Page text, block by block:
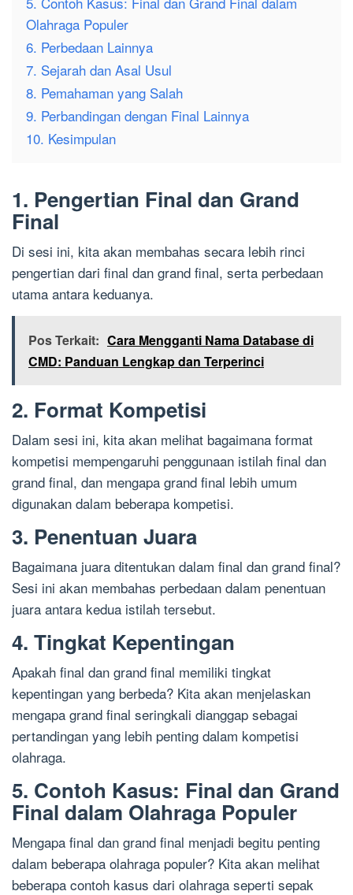
Olahraga Populer
6. Perbedaan Lainnya
7. Sejarah dan Asal Usul
8. Pemahaman yang Salah
9. Perbandingan dengan Final Lainnya
10. Kesimpulan
1. Pengertian Final dan Grand
Final
Di sesi ini, kita akan membahas secara lebih rinci
pengertian dari final dan grand final, serta perbedaan
utama antara keduanya.
Pos Terkait: Cara Mengganti Nama Database di
CMD: Panduan Lengkap dan Terperinci
2. Format Kompetisi
Dalam sesi ini, kita akan melihat bagaimana format
kompetisi mempengaruhi penggunaan istilah final dan
grand final, dan mengapa grand final lebih umum
digunakan dalam beberapa kompetisi.
3. Penentuan Juara
Bagaimana juara ditentukan dalam final dan grand final?
Sesi ini akan membahas perbedaan dalam penentuan
juara antara kedua istilah tersebut.
4. Tingkat Kepentingan
Apakah final dan grand final memiliki tingkat
kepentingan yang berbeda? Kita akan menjelaskan
mengapa grand final seringkali dianggap sebagai
pertandingan yang lebih penting dalam kompetisi
olahraga.
5. Contoh Kasus: Final dan Grand
Final dalam Olahraga Populer
Mengapa final dan grand final menjadi begitu penting
dalam beberapa olahraga populer? Kita akan melihat
beberapa contoh kasus dari olahraga seperti sepak